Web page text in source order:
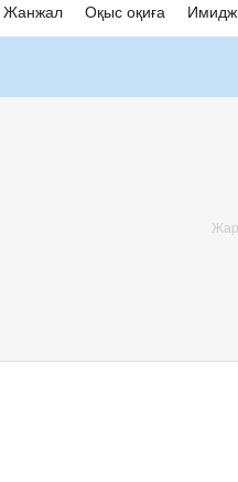
Жанжал Оқыс оқиға Имидж